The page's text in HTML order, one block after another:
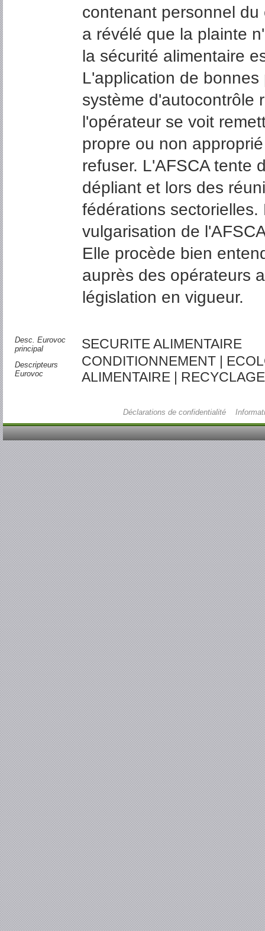
contenant personnel
a révélé que la plainte
la sécurité alimentaire
L'application de
système d'autocontrôle
l'opérateur se voit
propre ou non
refuser. L'AFSCA tente
dépliant et lors des
fédérations
vulgarisation de
Elle procède bien
auprès des opérateurs
législation en vigueur.
Desc. Eurovoc
principal
SECURITE ALIMENTAIRE
Descripteurs
Eurovoc
CONDITIONNEMENT |
ALIMENTAIRE |
Déclarations de confidentialité